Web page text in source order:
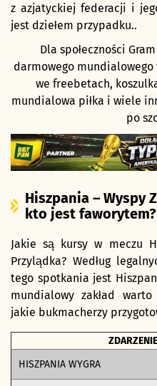
z azjatyckiej federacji i
jest dziełem przypadku..
Dla społeczności
darmowego mundialowego
we freebetach,
mundialowa piłka i wiele
po
Hiszpania – Wyspy
kto jest
Jakie są kursy w meczu
Przylądka? Według
tego spotkania jest
mundialowy zakład warto
jakie bukmacherzy
ZDARZENIE
HISZPANIA WYGRA